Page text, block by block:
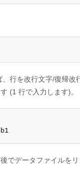
行を改行文字/復帰改
(1 行で入力します)。
でデータファイルを